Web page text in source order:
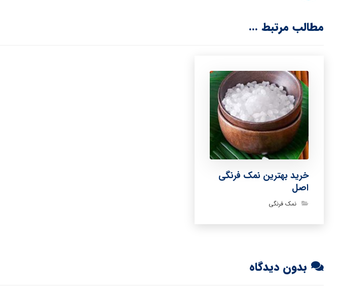
مطالب مرتبط ...
خرید بهترین نمک فرنگی
اصل
نمک فرنگی
بدون دیدگاه